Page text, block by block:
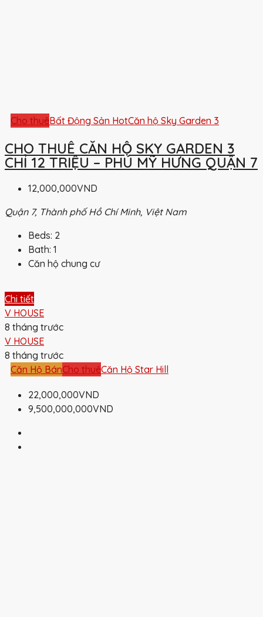
Cho thuêBất Động Sản HotCăn hộ Sky Garden 3
CHO THUÊ CĂN HỘ SKY GARDEN 3
CHỈ 12 TRIỆU – PHÚ MỸ HƯNG QUẬN 7
12,000,000VND
Quận 7, Thành phố Hồ Chí Minh, Việt Nam
Beds: 2
Bath: 1
Căn hộ chung cư
Chi tiết
V HOUSE
8 tháng trước
V HOUSE
8 tháng trước
Căn Hộ BánCho thuêCăn Hộ Star Hill
22,000,000VND
9,500,000,000VND